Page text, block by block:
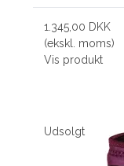
1.345,00 DKK
(ekskl. moms)
Vis produkt
Udsolgt